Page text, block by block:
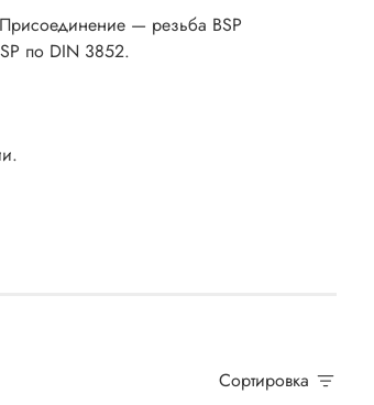
— резьба BSP
по DIN 3852.
Сортировка